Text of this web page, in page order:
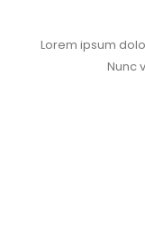
Lorem ipsum
Nunc